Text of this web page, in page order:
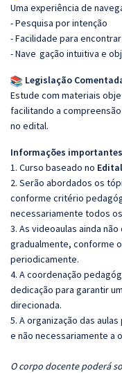
Uma experiência de
- Pesquisa por intenção
- Facilidade para
- Nave gação intuitiva e
Legislação
Estude com materiais
facilitando a
no edital.
Informações importantes
1. Curso baseado no
2. Serão abordados os
conforme critério
necessariamente todos
3. As videoaulas ainda
gradualmente, conforme
periodicamente.
4. A coordenação
dedicação para garantir
direcionada.
5. A organização das
e não necessariamente a
O corpo docente poderá